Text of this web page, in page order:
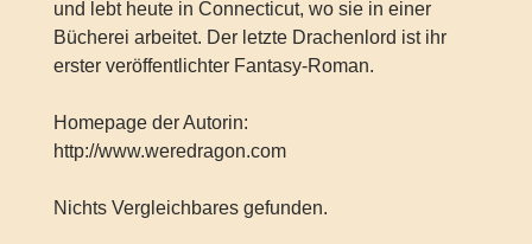
und lebt heute in Connecticut, wo sie in einer
Bücherei arbeitet. Der letzte Drachenlord ist ihr
erster veröffentlichter Fantasy-Roman.
Homepage der Autorin:
http://www.weredragon.com
Nichts Vergleichbares gefunden.